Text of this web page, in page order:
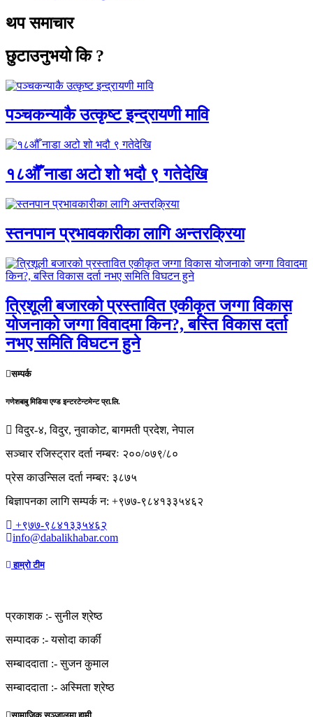
थप समाचार
छुटाउनुभयो कि ?
पञ्चकन्याकै उत्कृष्ट इन्द्रायणी मावि
१८औँ नाडा अटो शो भदौ ९ गतेदेखि
स्तनपान प्रभावकारीका लागि अन्तरक्रिया
त्रिशूली बजारको प्रस्तावित एकीकृत जग्गा विकास
योजनाको जग्गा विवादमा किन?, बस्ति विकास दर्ता
नभए समिति विघटन हुने
सम्पर्क
गणेशबाबु मिडिया एण्ड इन्टरटेन्टमेन्ट प्रा.लि.
विदुर-४, विदुर, नुवाकोट, बागमती प्रदेश, नेपाल
सञ्चार रजिस्ट्रार दर्ता नम्बरः २००/०७९/८०
प्रेस काउन्सिल दर्ता नम्बर: ३८७५
बिज्ञापनका लागि सम्पर्क न: +९७७-९८४१३३५४६२
+९७७-९८४१३३५४६२
info@dabalikhabar.com
हाम्रो टीम
प्रकाशक :-सुनील श्रेष्ठ
सम्पादक :-यसोदा कार्की
सम्बाददाता :-सुजन कुमाल
सम्बाददाता :- अस्मिता श्रेष्ठ